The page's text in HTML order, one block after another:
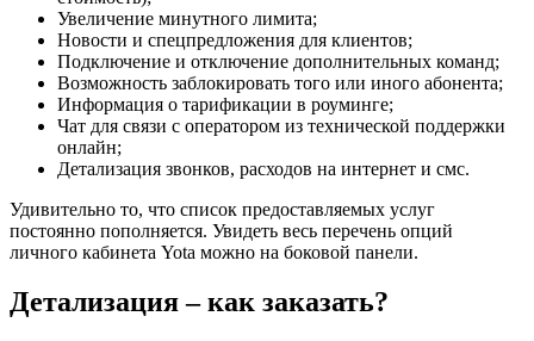
Увеличение минутного лимита;
Новости и спецпредложения для клиентов;
Подключение и отключение дополнительных команд;
Возможность заблокировать того или иного абонента;
Информация о тарификации в роуминге;
Чат для связи с оператором из технической поддержки
онлайн;
Детализация звонков, расходов на интернет и смс.
Удивительно то, что список предоставляемых услуг
постоянно пополняется. Увидеть весь перечень опций
личного кабинета Yota можно на боковой панели.
Детализация – как заказать?